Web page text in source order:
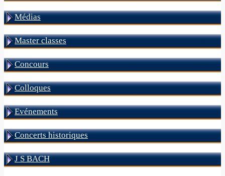
Médias
Master classes
Concours
Colloques
Evénements
Concerts historiques
J S BACH